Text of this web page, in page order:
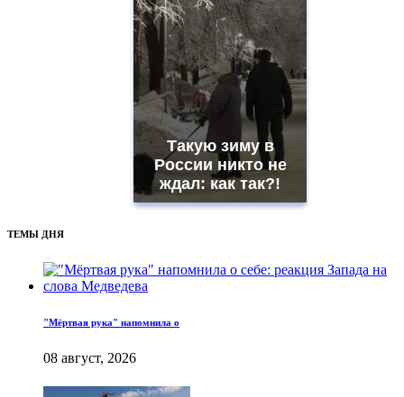
Такую зиму в
России никто не
ждал: как так?!
ТЕМЫ ДНЯ
"Мёртвая рука" напомнила о
08 август, 2026